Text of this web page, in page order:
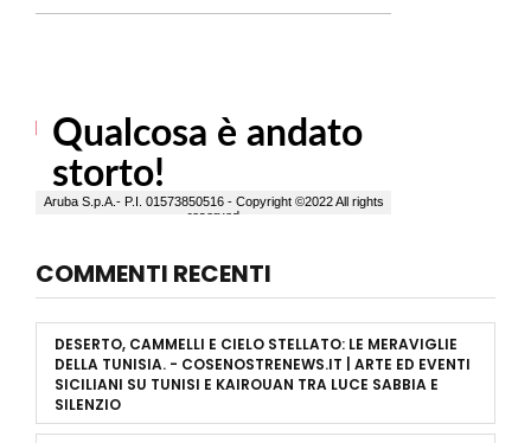
COMMENTI RECENTI
DESERTO, CAMMELLI E CIELO STELLATO: LE MERAVIGLIE
DELLA TUNISIA. - COSENOSTRENEWS.IT | ARTE ED EVENTI
SICILIANI SU TUNISI E KAIROUAN TRA LUCE SABBIA E
SILENZIO